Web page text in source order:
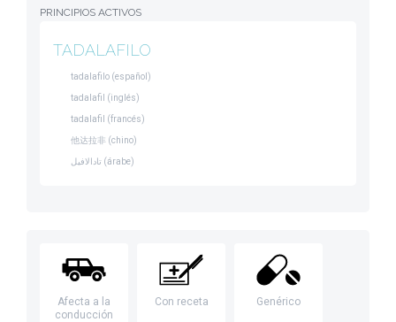
PRINCIPIOS ACTIVOS
TADALAFILO
tadalafilo (español)
tadalafil (inglés)
tadalafil (francés)
他达拉非 (chino)
تادالافيل (árabe)
Afecta a la
conducción
Con receta Genérico